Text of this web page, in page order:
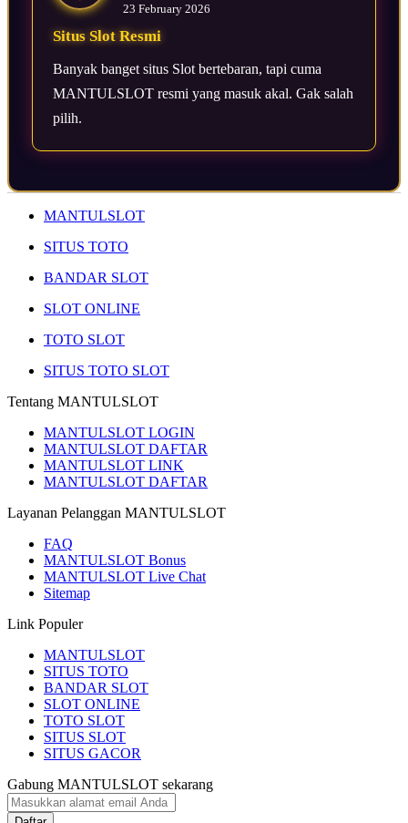
23 February 2026
Situs Slot Resmi
Banyak banget situs Slot bertebaran, tapi cuma
MANTULSLOT resmi yang masuk akal. Gak salah
pilih.
MANTULSLOT
SITUS TOTO
BANDAR SLOT
SLOT ONLINE
TOTO SLOT
SITUS TOTO SLOT
Tentang MANTULSLOT
MANTULSLOT LOGIN
MANTULSLOT DAFTAR
MANTULSLOT LINK
MANTULSLOT DAFTAR
Layanan Pelanggan MANTULSLOT
FAQ
MANTULSLOT Bonus
MANTULSLOT Live Chat
Sitemap
Link Populer
MANTULSLOT
SITUS TOTO
BANDAR SLOT
SLOT ONLINE
TOTO SLOT
SITUS SLOT
SITUS GACOR
Gabung MANTULSLOT sekarang